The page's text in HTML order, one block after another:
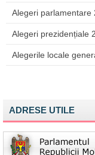
Alegeri parlamentare
Alegeri prezidențiale
Alegerile locale
ADRESE UTILE